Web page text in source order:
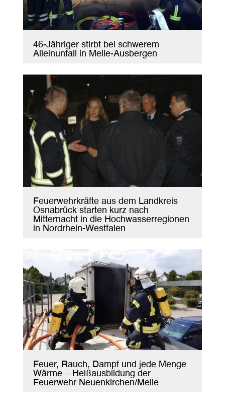
46-Jähriger stirbt bei schwerem
Alleinunfall in Melle-Ausbergen
Feuerwehrkräfte aus dem Landkreis
Osnabrück starten kurz nach
Mitternacht in die Hochwasserregionen
in Nordrhein-Westfalen
Feuer, Rauch, Dampf und jede Menge
Wärme – Heißausbildung der
Feuerwehr Neuenkirchen/Melle